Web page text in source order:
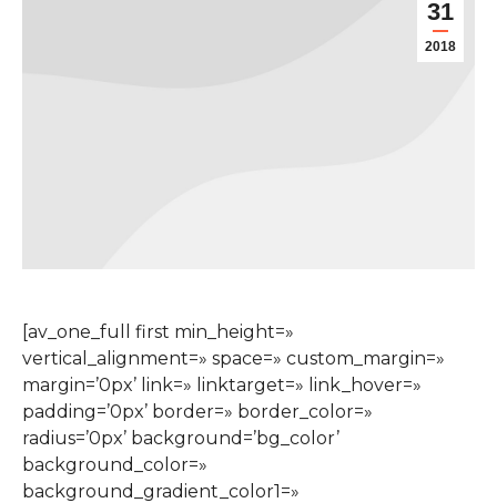
31
2018
[av_one_full first min_height=»
vertical_alignment=» space=» custom_margin=»
margin=’0px’ link=» linktarget=» link_hover=»
padding=’0px’ border=» border_color=»
radius=’0px’ background=’bg_color’
background_color=»
background_gradient_color1=»